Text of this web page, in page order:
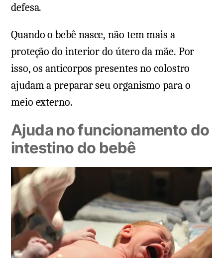
defesa.
Quando o bebê nasce, não tem mais a
proteção do interior do útero da mãe. Por
isso, os anticorpos presentes no colostro
ajudam a preparar seu organismo para o
meio externo.
Ajuda no funcionamento do
intestino do bebê